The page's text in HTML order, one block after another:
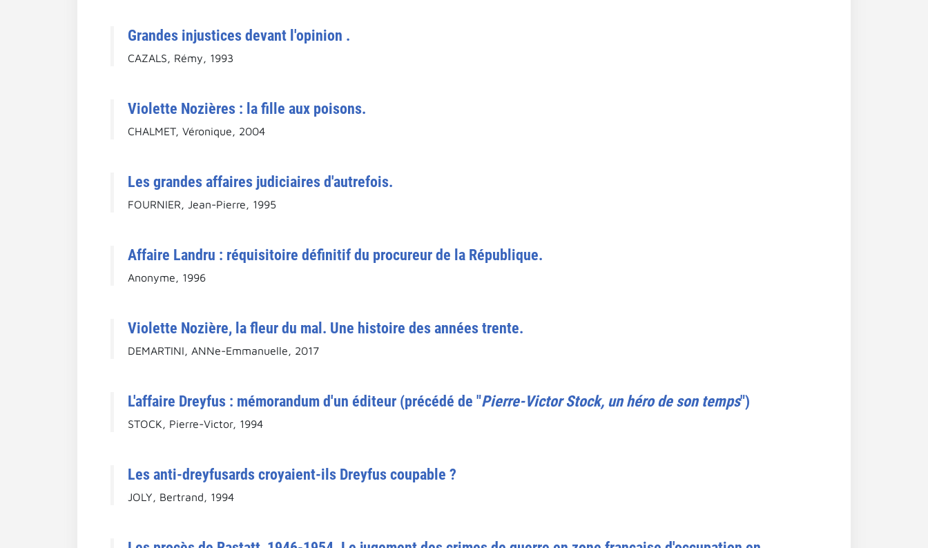
Grandes injustices devant l'opinion .
CAZALS, Rémy, 1993
Violette Nozières : la fille aux poisons.
CHALMET, Véronique, 2004
Les grandes affaires judiciaires d'autrefois.
FOURNIER, Jean-Pierre, 1995
Affaire Landru : réquisitoire définitif du procureur de la République.
Anonyme, 1996
Violette Nozière, la fleur du mal. Une histoire des années trente.
DEMARTINI, ANNe-Emmanuelle, 2017
L'affaire Dreyfus : mémorandum d'un éditeur (précédé de "Pierre-Victor Stock, un héro de son temps")
STOCK, Pierre-Victor, 1994
Les anti-dreyfusards croyaient-ils Dreyfus coupable ?
JOLY, Bertrand, 1994